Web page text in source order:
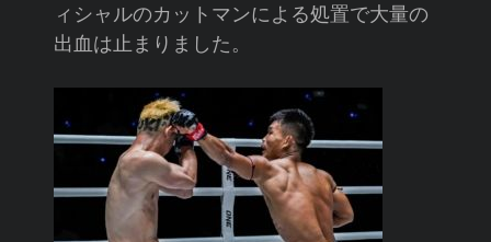
ィシャルのカットマンによる処置で大量の
出血は止まりました。